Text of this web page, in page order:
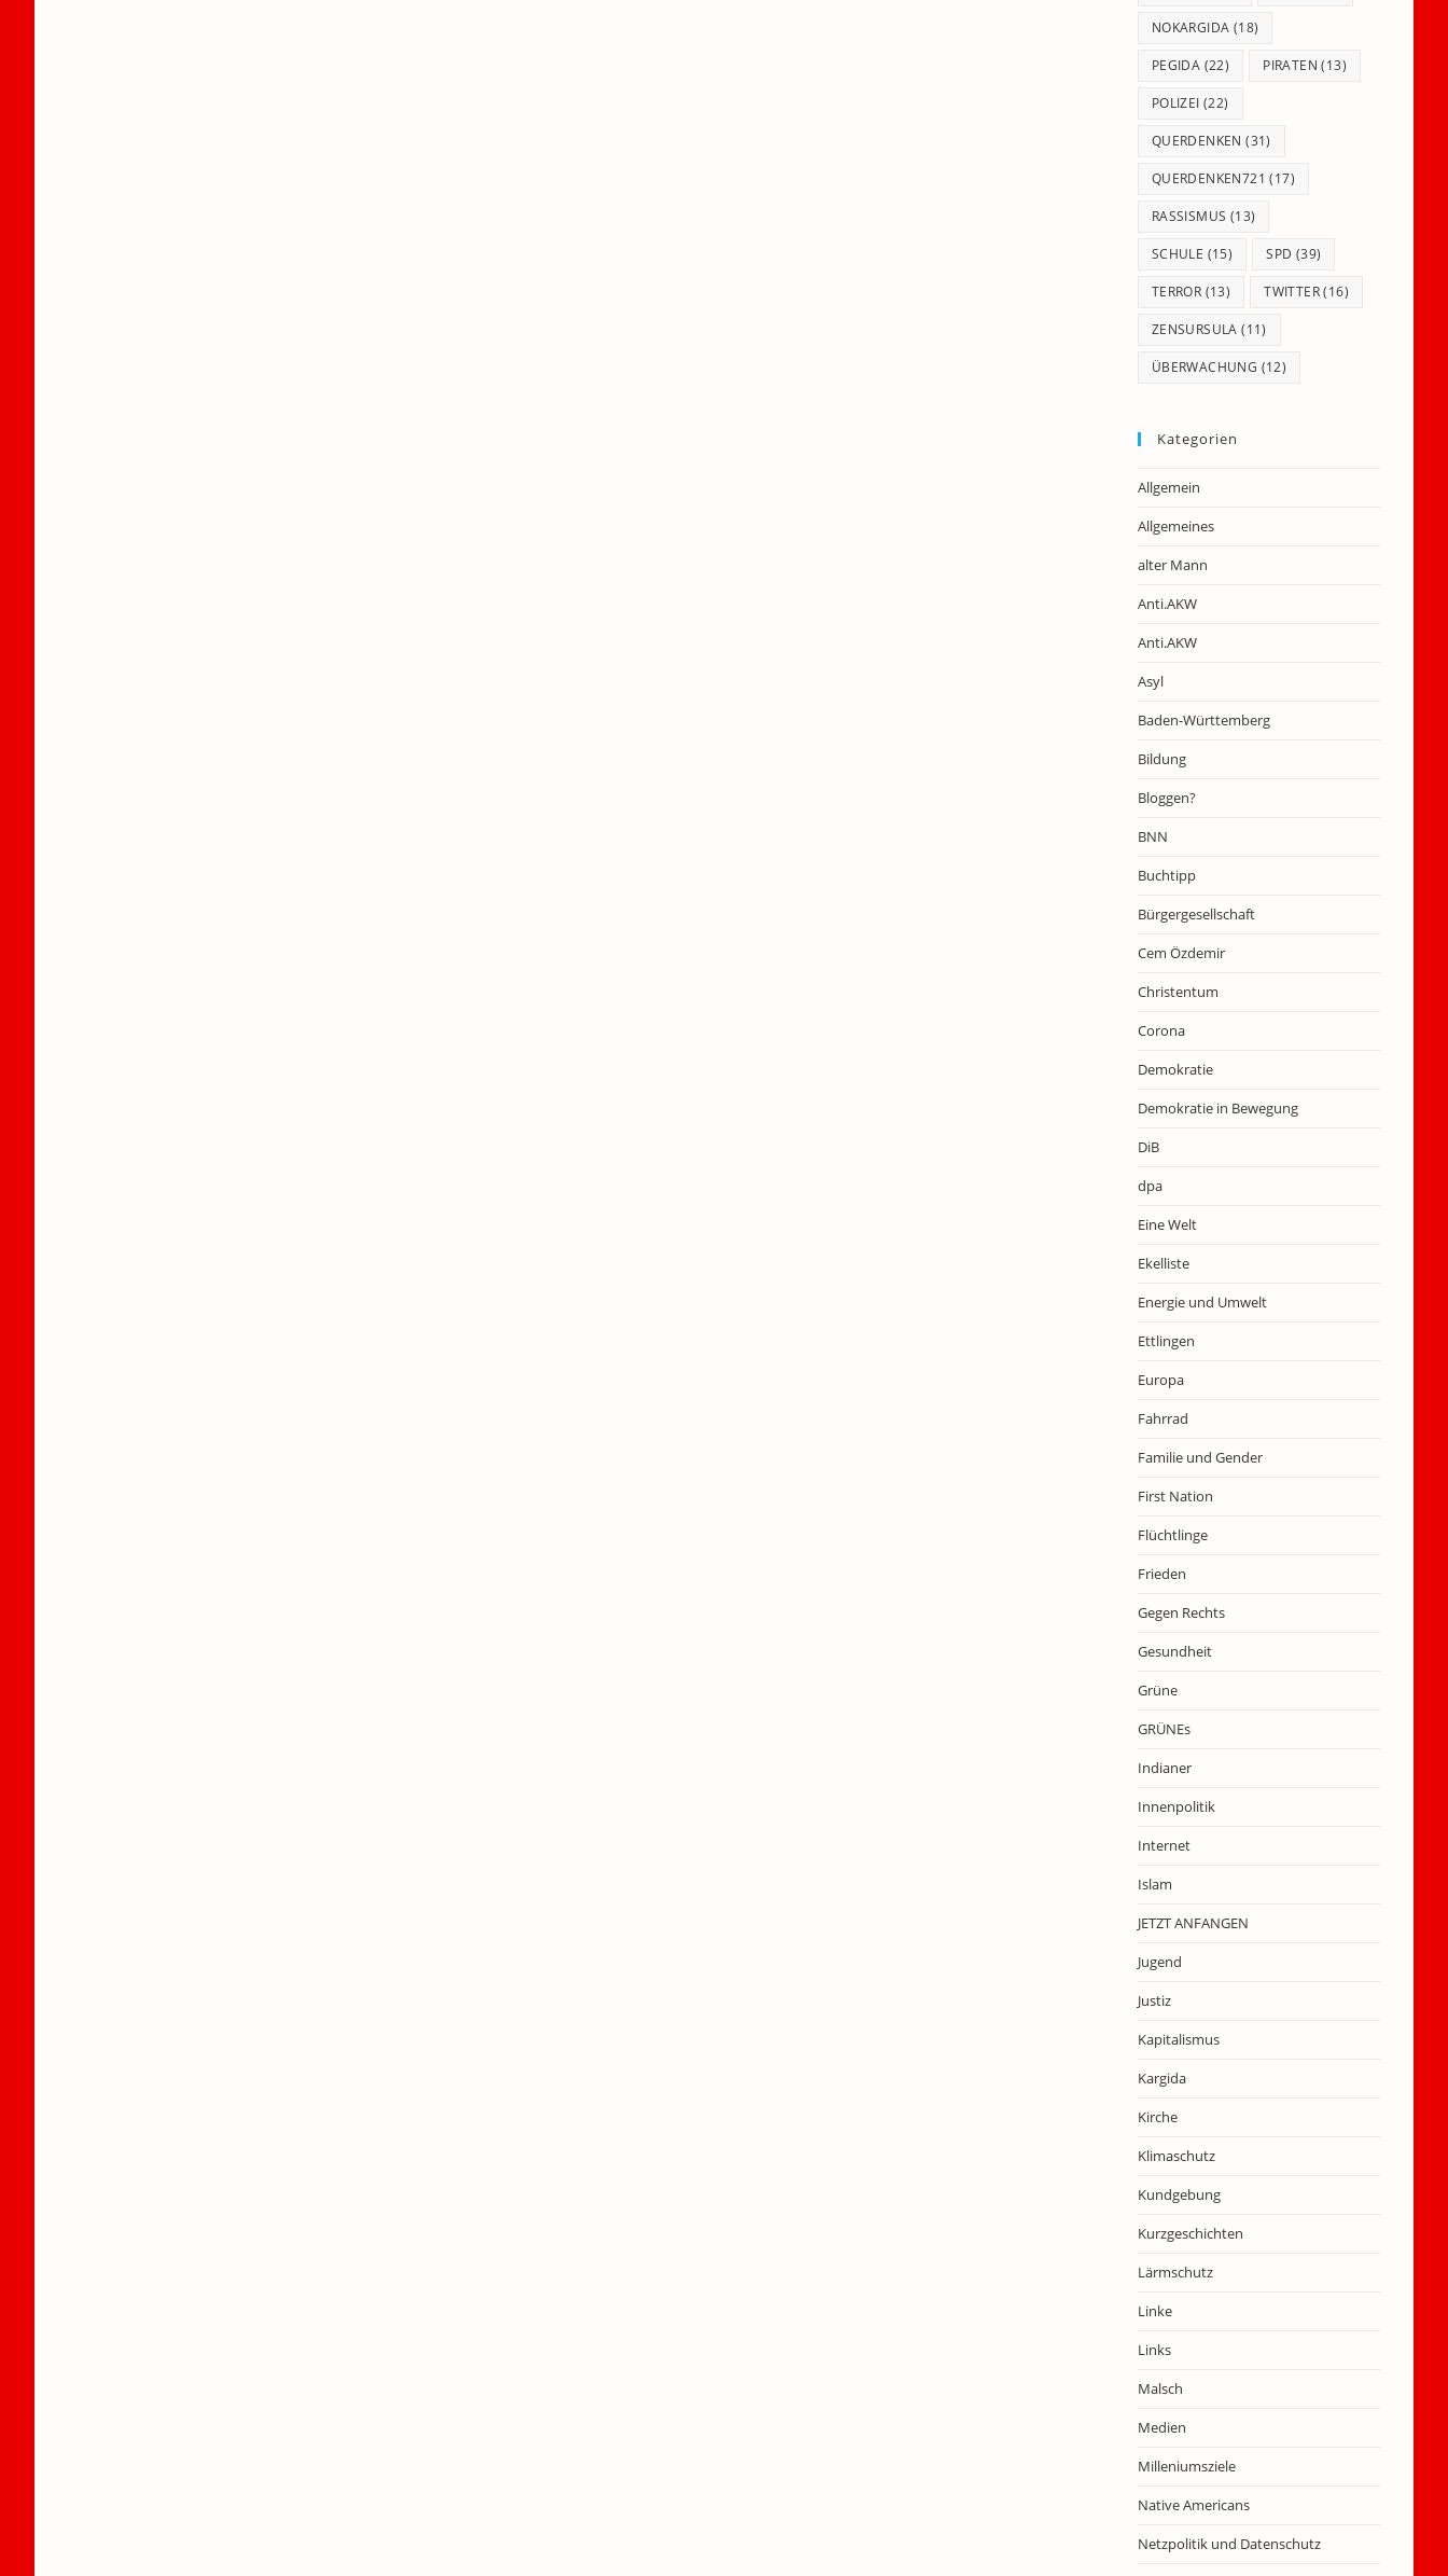
NOKARGIDA (18)
PEGIDA (22) PIRATEN (13)
POLIZEI (22)
QUERDENKEN (31)
QUERDENKEN721 (17)
RASSISMUS (13)
SCHULE (15) SPD (39)
TERROR (13) TWITTER(16)
ZENSURSULA (11)
ÜBERWACHUNG (12)
Kategorien
Allgemein
Allgemeines
alter Mann
Anti.AKW
Anti.AKW
Asyl
Baden-Württemberg
Bildung
Bloggen?
BNN
Buchtipp
Bürgergesellschaft
Cem Özdemir
Christentum
Corona
Demokratie
Demokratie in Bewegung
DiB
dpa
Eine Welt
Ekelliste
Energie und Umwelt
Ettlingen
Europa
Fahrrad
Familie und Gender
First Nation
Flüchtlinge
Frieden
Gegen Rechts
Gesundheit
Grüne
GRÜNEs
Indianer
Innenpolitik
Internet
Islam
JETZT ANFANGEN
Jugend
Justiz
Kapitalismus
Kargida
Kirche
Klimaschutz
Kundgebung
Kurzgeschichten
Lärmschutz
Linke
Links
Malsch
Medien
Milleniumsziele
Native Americans
Netzpolitik und Datenschutz